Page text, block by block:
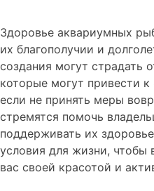
Здоровье аквариумных
их благополучии и
создания могут страдать
которые могут привести
если не принять меры
стремятся помочь
поддерживать их
условия для жизни,
вас своей красотой и